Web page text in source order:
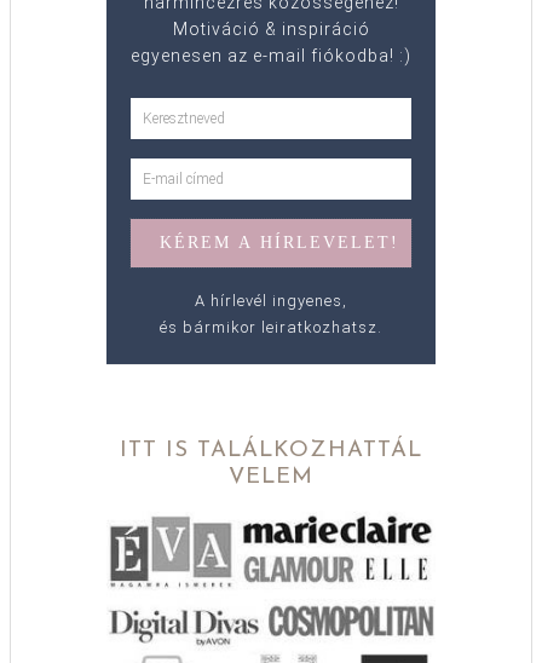
Motiváció & inspiráció
egyenesen az e-mail fiókodba! :)
A hírlevél ingyenes,
és bármikor leiratkozhatsz.
ITT IS TALÁLKOZHATTÁL
VELEM